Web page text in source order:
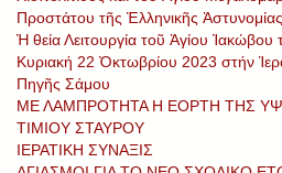
Προστάτου τῆς Ἑλληνικῆς Ἀστυνομίας
Ἡ θεία Λειτουργία τοῦ Ἁγίου
Κυριακή 22 Ὀκτωβρίου 2023 στήν
Πηγῆς Σάμου
ΜΕ ΛΑΜΠΡΟΤΗΤΑ Η ΕΟΡΤΗ ΤΗΣ
ΤΙΜΙΟΥ ΣΤΑΥΡΟΥ
ΙΕΡΑΤΙΚΗ ΣΥΝΑΞΙΣ